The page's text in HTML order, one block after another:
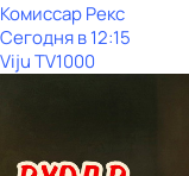
Комиссар Рекс
Сегодня в 12:15
Viju TV1000